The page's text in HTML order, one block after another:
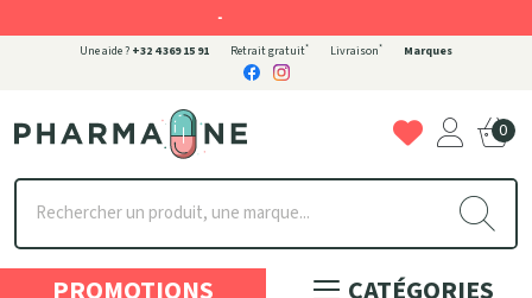
Une aide ? +32 4 369 15 91 Retrait gratuit* Livraison* Marques
Pharmaone Votre pharmacie en ligne à votre service
0